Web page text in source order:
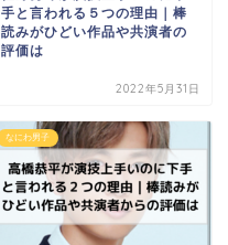
手と言われる５つの理由｜棒
読みがひどい作品や共演者の
評価は
2022年5月31日
なにわ男子